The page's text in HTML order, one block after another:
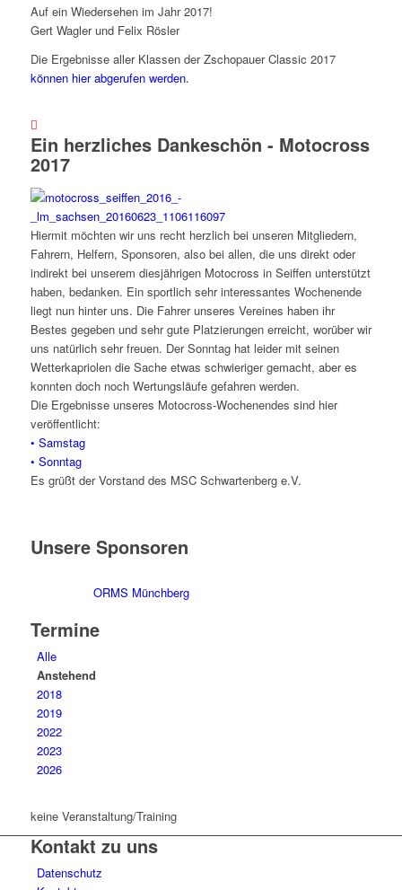
Auf ein Wiedersehen im Jahr 2017!
Gert Wagler und Felix Rösler
Die Ergebnisse aller Klassen der Zschopauer Classic 2017
können hier abgerufen werden.
Ein herzliches Dankeschön - Motocross
2017
Hiermit möchten wir uns recht herzlich bei unseren Mitgliedern,
Fahrern, Helfern, Sponsoren, also bei allen, die uns direkt oder
indirekt bei unserem diesjährigen Motocross in Seiffen unterstützt
haben, bedanken. Ein sportlich sehr interessantes Wochenende
liegt nun hinter uns. Die Fahrer unseres Vereines haben ihr
Bestes gegeben und sehr gute Platzierungen erreicht, worüber wir
uns natürlich sehr freuen. Der Sonntag hat leider mit seinen
Wetterkapriolen die Sache etwas schwieriger gemacht, aber es
konnten doch noch Wertungsläufe gefahren werden.
Die Ergebnisse unseres Motocross-Wochenendes sind hier
veröffentlicht:
• Samstag
• Sonntag
Es grüßt der Vorstand des MSC Schwartenberg e.V.
Unsere Sponsoren
ORMS Münchberg
Termine
Alle
Anstehend
2018
2019
2022
2023
2026
keine Veranstaltung/Training
Kontakt zu uns
Datenschutz